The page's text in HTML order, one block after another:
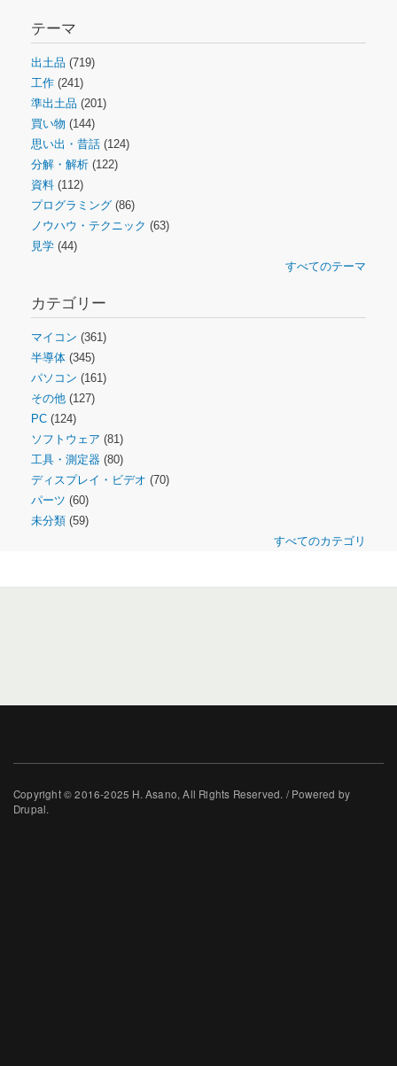
テーマ
出土品 (719)
工作 (241)
準出土品 (201)
買い物 (144)
思い出・昔話 (124)
分解・解析 (122)
資料 (112)
プログラミング (86)
ノウハウ・テクニック (63)
見学 (44)
すべてのテーマ
カテゴリー
マイコン (361)
半導体 (345)
パソコン (161)
その他 (127)
PC (124)
ソフトウェア (81)
工具・測定器 (80)
ディスプレイ・ビデオ (70)
パーツ (60)
未分類 (59)
すべてのカテゴリ
Copyright © 2016-2025 H. Asano, All Rights Reserved. / Powered by
Drupal.